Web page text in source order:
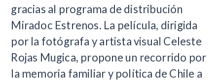
gracias al programa de distribución
Miradoc Estrenos. La película, dirigida
por la fotógrafa y artista visual Celeste
Rojas Mugica, propone un recorrido por
la memoria familiar y política de Chile a